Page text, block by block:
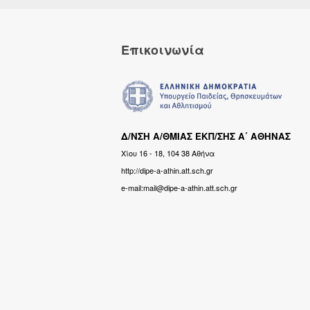
Επικοινωνία
Δ/ΝΣΗ Α/ΘΜΙΑΣ ΕΚΠ/ΣΗΣ Α΄ ΑΘΗΝΑΣ
Χίου 16 - 18, 104 38 Αθήνα
http://dipe-a-athin.att.sch.gr
e-mail:mail@dipe-a-athin.att.sch.gr